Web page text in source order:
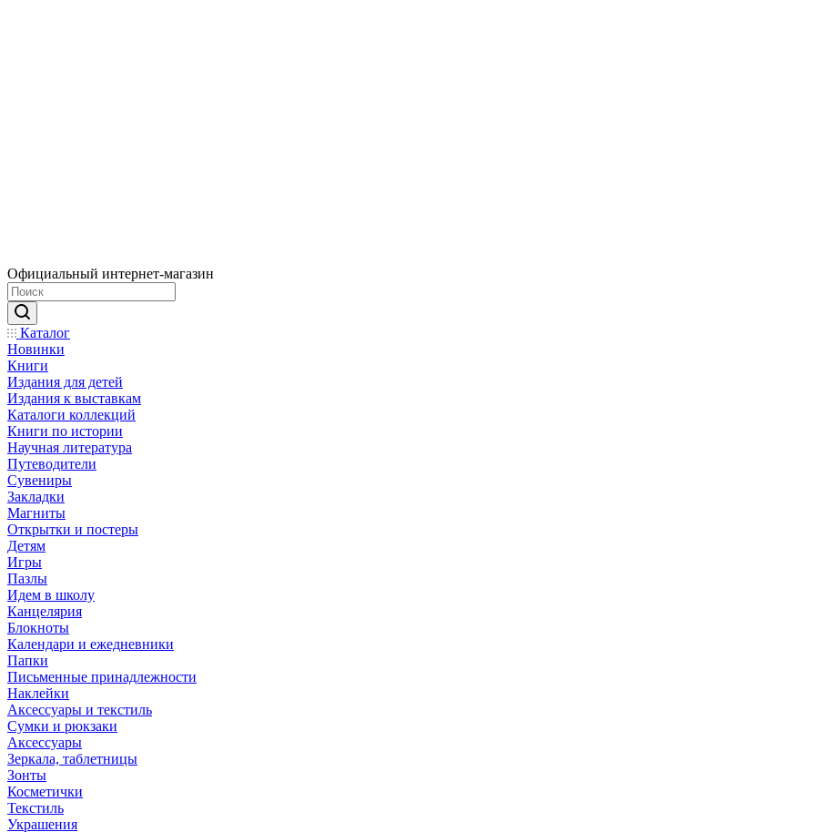
Официальный интернет-магазин
Каталог
Новинки
Книги
Издания для детей
Издания к выставкам
Каталоги коллекций
Книги по истории
Научная литература
Путеводители
Сувениры
Закладки
Магниты
Открытки и постеры
Детям
Игры
Пазлы
Идем в школу
Канцелярия
Блокноты
Календари и ежедневники
Папки
Письменные принадлежности
Наклейки
Аксессуары и текстиль
Сумки и рюкзаки
Аксессуары
Зеркала, таблетницы
Зонты
Косметички
Текстиль
Украшения